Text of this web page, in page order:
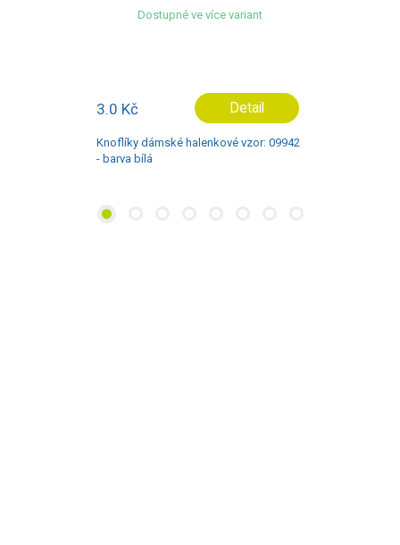
4.9 Kč Detail
Knoflíky dámské halenkové vzor: 42000
- barva bílá